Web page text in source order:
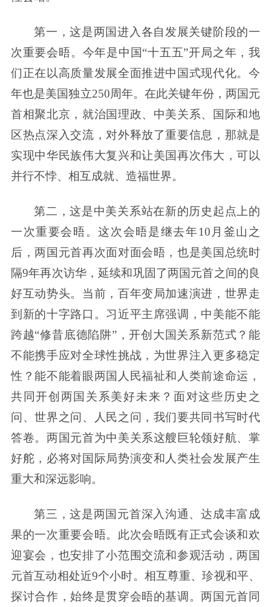
第一，这是两国进入各自发展关键阶段的一
次重要会晤。今年是中国“十五五”开局之年，我
们正在以高质量发展全面推进中国式现代化。今
年也是美国独立250周年。在此关键年份，两国元
首相聚北京，就治国理政、中美关系、国际和地
区热点深入交流，对外释放了重要信息，那就是
实现中华民族伟大复兴和让美国再次伟大，可以
并行不悖、相互成就、造福世界。
第二，这是中美关系站在新的历史起点上的
一次重要会晤。这次会晤是继去年10月釜山之
后，两国元首再次面对面会晤，也是美国总统时
隔9年再次访华，延续和巩固了两国元首之间的良
好互动势头。当前，百年变局加速演进，世界走
到新的十字路口。习近平主席强调，中美能不能
跨越“修昔底德陷阱”，开创大国关系新范式？能
不能携手应对全球性挑战，为世界注入更多稳定
性？能不能着眼两国人民福祉和人类前途命运，
共同开创两国关系美好未来？面对这些历史之
问、世界之问、人民之问，我们要共同书写时代
答卷。两国元首为中美关系这艘巨轮领好航、掌
好舵，必将对国际局势演变和人类社会发展产生
重大和深远影响。
第三，这是两国元首深入沟通、达成丰富成
果的一次重要会晤。此次会晤既有正式会谈和欢
迎宴会，也安排了小范围交流和参观活动，两国
元首互动相处近9个小时。相互尊重、珍视和平、
探讨合作，始终是贯穿会晤的基调。两国元首同